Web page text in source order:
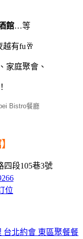
館…等
有fu🥂
家庭聚會、
】
四段105巷3號
位
台北約會 東區聚餐餐